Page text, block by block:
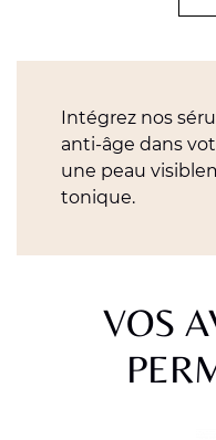
Intégrez nos
anti-âge dans
une peau
tonique.
VOS